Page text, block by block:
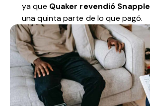
ya que Quaker revendió Snapple
una quinta parte de lo que pagó.